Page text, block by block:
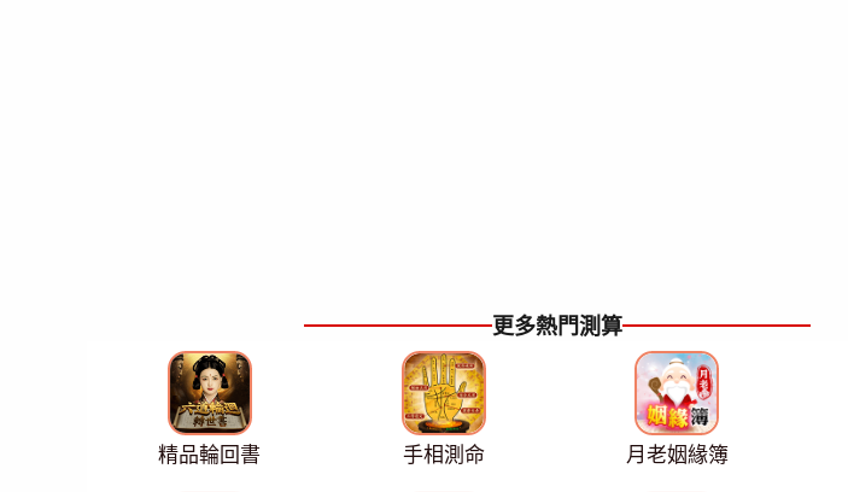
更多熱門測算
精品輪回書 手相測命 月老姻緣簿